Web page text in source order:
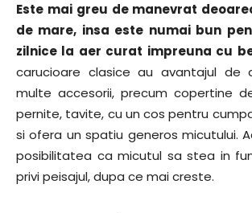
Este mai greu de manevrat
de mare, insa este numai bun
zilnice la aer curat impreuna cu
carucioare clasice au avantajul
multe accesorii, precum copertine
pernite, tavite, cu un cos pentru
si ofera un spatiu generos micutului.
posibilitatea ca micutul sa stea in
privi peisajul, dupa ce mai creste.